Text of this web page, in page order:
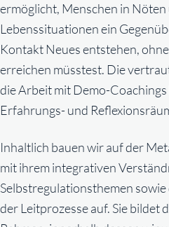
ermöglicht, Menschen in
Lebenssituationen ein
Kontakt Neues entstehen,
erreichen müsstest. Die
die Arbeit mit Demo-
Erfahrungs- und
Inhaltlich bauen wir auf der
mit ihrem integrativen
Selbstregulationsthemen
der Leitprozesse auf. Sie bildet